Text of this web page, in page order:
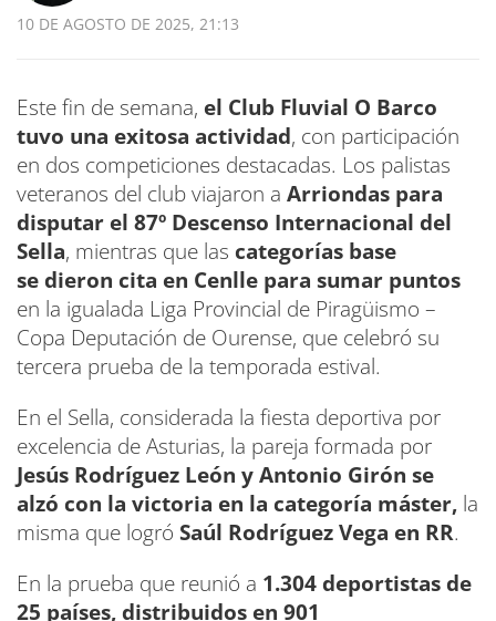
10 DE AGOSTO DE 2025, 21:13
Este fin de semana, el Club Fluvial O Barco
tuvo una exitosa actividad, con participación
en dos competiciones destacadas. Los palistas
veteranos del club viajaron a Arriondas para
disputar el 87º Descenso Internacional del
Sella, mientras que las categorías base
se dieron cita en Cenlle para sumar puntos
en la igualada Liga Provincial de Piragüismo –
Copa Deputación de Ourense, que celebró su
tercera prueba de la temporada estival.
En el Sella, considerada la fiesta deportiva por
excelencia de Asturias, la pareja formada por
Jesús Rodríguez León y Antonio Girón se
alzó con la victoria en la categoría máster, la
misma que logró Saúl Rodríguez Vega en RR.
En la prueba que reunió a 1.304 deportistas de
25 países, distribuidos en 901